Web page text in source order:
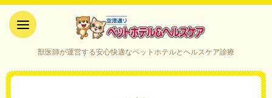
ケア｜山口県宇部市
獣医師が運営する安心快適なペットホテルとヘルスケア診療